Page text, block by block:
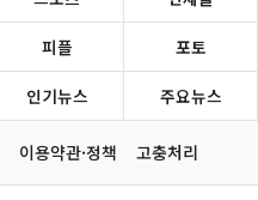
피플 포토
인기뉴스 주요뉴스
이용약관·정책 고충처리